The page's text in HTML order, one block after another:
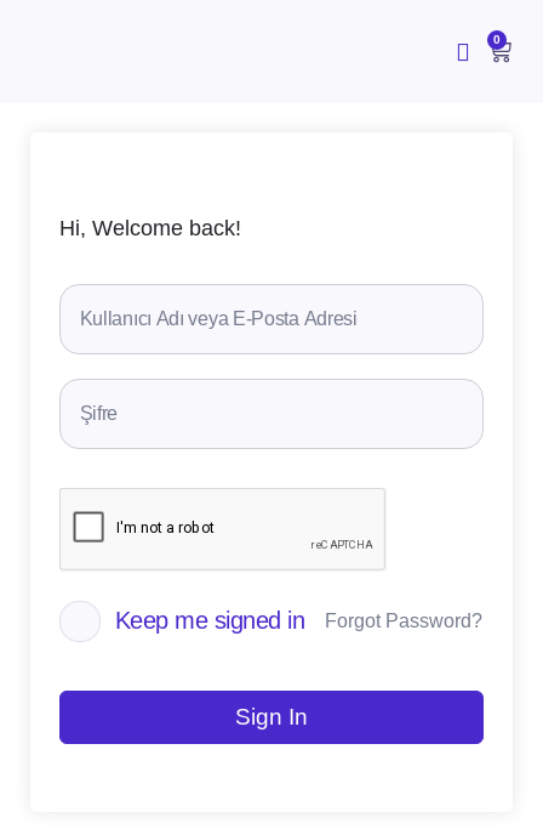
0
Hi, Welcome back!
Keep me signed in Forgot Password?
Sign In